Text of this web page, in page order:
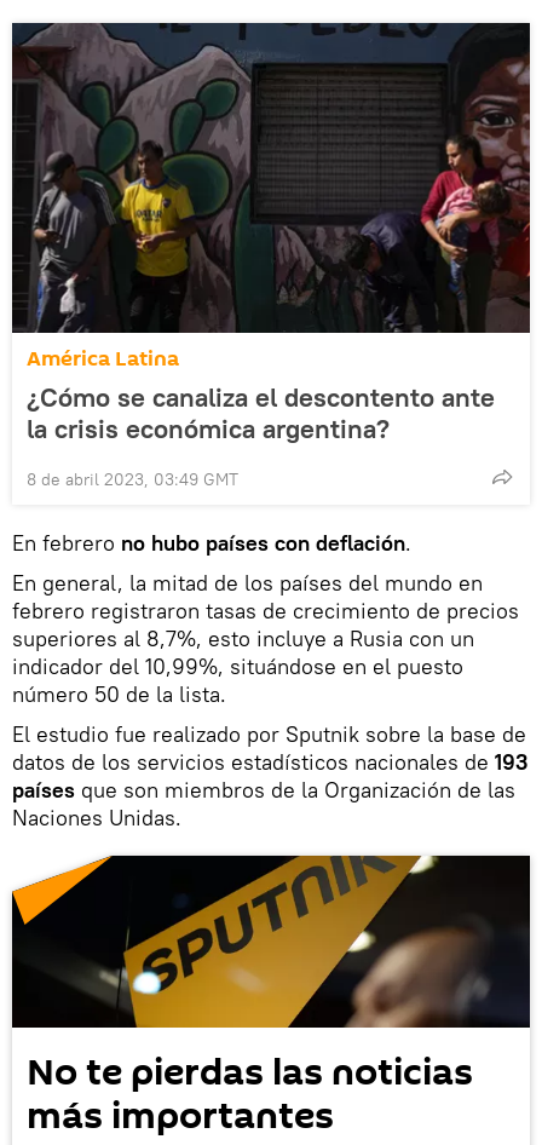
América Latina
¿Cómo se canaliza el descontento ante
la crisis económica argentina?
8 de abril 2023, 03:49 GMT
En febrero no hubo países con deflación.
En general, la mitad de los países del mundo en
febrero registraron tasas de crecimiento de precios
superiores al 8,7%, esto incluye a Rusia con un
indicador del 10,99%, situándose en el puesto
número 50 de la lista.
El estudio fue realizado por Sputnik sobre la base de
datos de los servicios estadísticos nacionales de 193
países que son miembros de la Organización de las
Naciones Unidas.
No te pierdas las noticias
más importantes